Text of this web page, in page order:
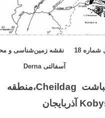
شکل شماره 18 نقشه زمین‌شناسی و محل انباشت
16-انباشت Cheildag،منطقه